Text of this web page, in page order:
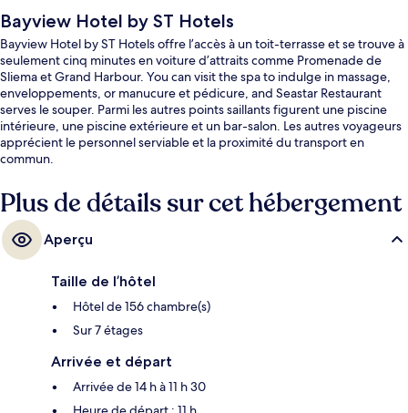
Bayview Hotel by ST Hotels
Bayview Hotel by ST Hotels offre l’accès à un toit-terrasse et se trouve à
seulement cinq minutes en voiture d’attraits comme Promenade de
Sliema et Grand Harbour. You can visit the spa to indulge in massage,
enveloppements, or manucure et pédicure, and Seastar Restaurant
serves le souper. Parmi les autres points saillants figurent une piscine
intérieure, une piscine extérieure et un bar-salon. Les autres voyageurs
apprécient le personnel serviable et la proximité du transport en
commun.
Plus de détails sur cet hébergement
Aperçu
Taille de l’hôtel
Hôtel de 156 chambre(s)
Sur 7 étages
Arrivée et départ
Arrivée de 14 h à 11 h 30